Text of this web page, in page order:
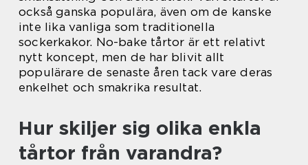
också ganska populära, även om de kanske
inte lika vanliga som traditionella
sockerkakor. No-bake tårtor är ett relativt
nytt koncept, men de har blivit allt
populärare de senaste åren tack vare deras
enkelhet och smakrika resultat.
Hur skiljer sig olika enkla
tårtor från varandra?